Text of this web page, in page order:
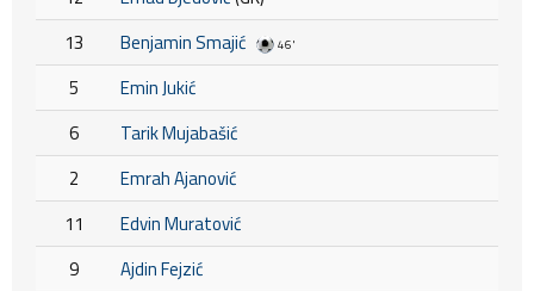
13
Benjamin Smajić 46'
5
Emin Jukić
6
Tarik Mujabašić
2
Emrah Ajanović
11
Edvin Muratović
9
Ajdin Fejzić